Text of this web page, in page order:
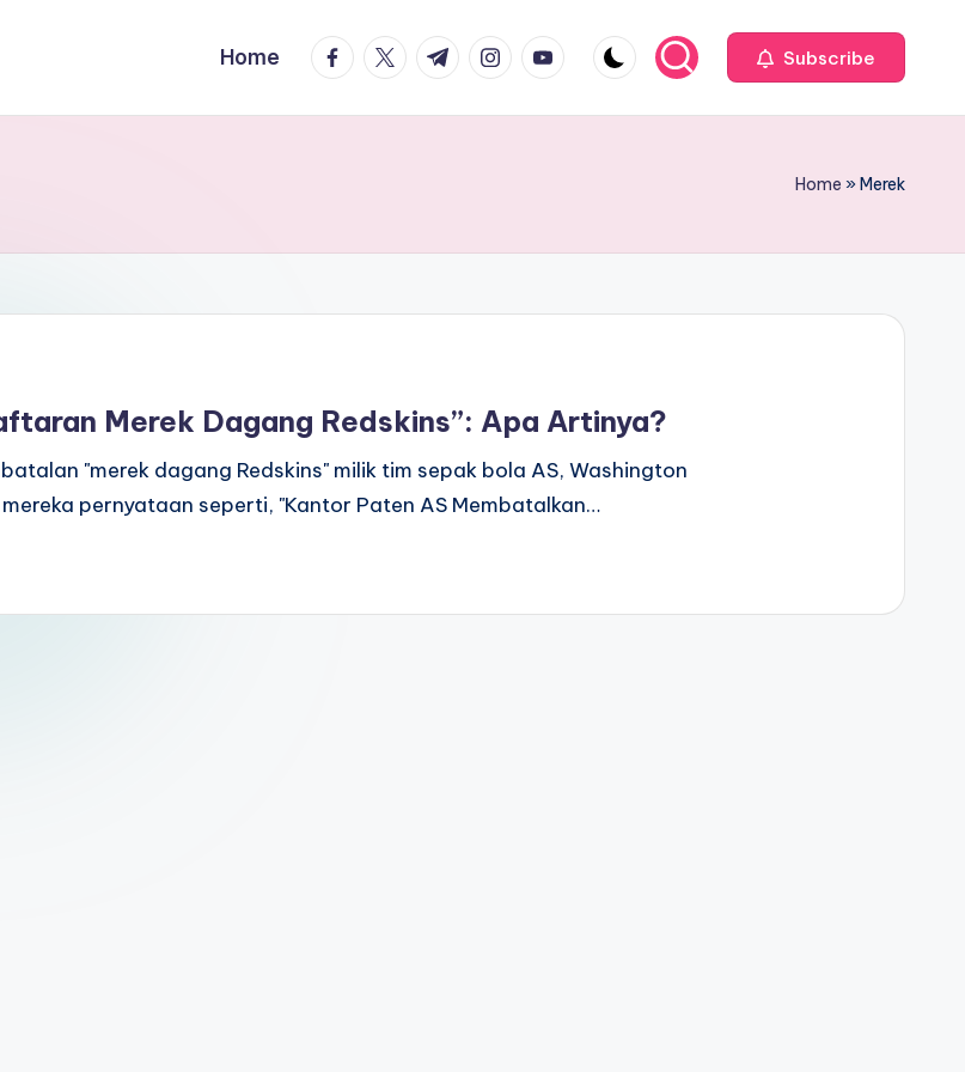
Home facebook.com
twitter.com
t.me instagram.com
youtube.com Subscribe
Home »Merek
Merek Dagang Redskins”: Apa Artinya?
"merek dagang Redskins" milik tim sepak bola AS, Washington
pernyataan seperti, "Kantor Paten AS Membatalkan…